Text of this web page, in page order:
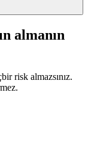
almanın
risk almazsınız.